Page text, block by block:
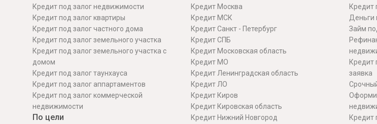
Кредит под залог недвижимости
Кредит под залог квартиры
Кредит под залог частного дома
Кредит под залог земельного участка
Кредит под залог земельного участка с
домом
Кредит под залог таунхауса
Кредит под залог аппартаментов
Кредит под залог коммерческой
недвижимости
По цели
Кредит Москва
Кредит МСК
Кредит Санкт - Петербург
Кредит СПБ
Кредит Московская область
Кредит МО
Кредит Ленинградская область
Кредит ЛО
Кредит Киров
Кредит Кировская область
Кредит Нижний Новгород
Кредит
Деньги
Займ
Кредит
заявка
Кредит